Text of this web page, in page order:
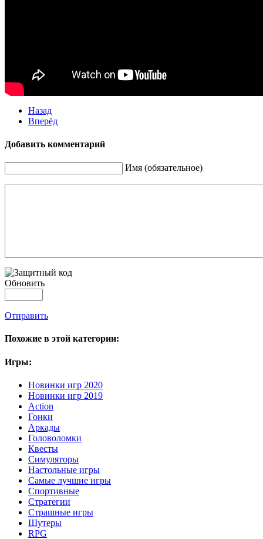
Назад
Вперёд
Добавить комментарий
Имя (обязательное)
Обновить
Отправить
Похожие в этой категории:
Игры:
Новинки игр 2020
Новинки игр 2019
Action
Гонки
Аркады
Головоломки
Квесты
Симуляторы
Настольные игры
Самые лучшие игры
Спортивные
Стратегии
Страшные игры
Шутеры
RPG